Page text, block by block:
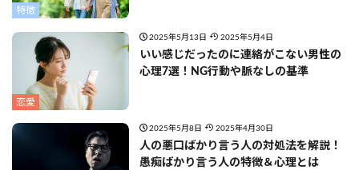
特徴
恋愛
2025年5月13日 2025年5月4日
いい感じだったのに連絡がこない男性の
心理7選！NG行動や脈なしの基準
2025年5月8日 2025年4月30日
人の悪口ばかり言う人の対処法を解説！
愚痴ばかり言う人の特徴＆心理とは